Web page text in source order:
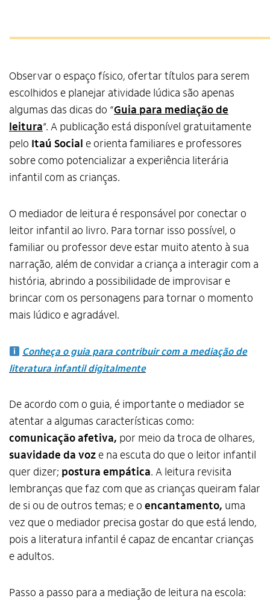
Observar o espaço físico, ofertar títulos para serem
escolhidos e planejar atividade lúdica são apenas
algumas das dicas do “Guia para mediação de
leitura”. A publicação está disponível gratuitamente
pelo Itaú Social e orienta familiares e professores
sobre como potencializar a experiência literária
infantil com as crianças.
O mediador de leitura é responsável por conectar o
leitor infantil ao livro. Para tornar isso possível, o
familiar ou professor deve estar muito atento à sua
narração, além de convidar a criança a interagir com a
história, abrindo a possibilidade de improvisar e
brincar com os personagens para tornar o momento
mais lúdico e agradável.
Conheça o guia para contribuir com a mediação de
literatura infantil digitalmente
De acordo com o guia, é importante o mediador se
atentar a algumas características como:
comunicação afetiva, por meio da troca de olhares,
suavidade da voze na escuta do que o leitor infantil
quer dizer; postura empática. A leitura revisita
lembranças que faz com que as crianças queiram falar
de si ou de outros temas; e o encantamento, uma
vez que o mediador precisa gostar do que está lendo,
pois a literatura infantil é capaz de encantar crianças
e adultos.
Passo a passo para a mediação de leitura na escola: